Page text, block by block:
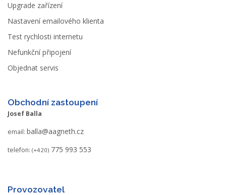
Upgrade zařízení
Nastavení emailového klienta
Test rychlosti internetu
Nefunkční připojení
Objednat servis
Obchodní zastoupení
Josef Balla
email: balla@aagneth.cz
telefon: (+420) 775 993 553
Provozovatel